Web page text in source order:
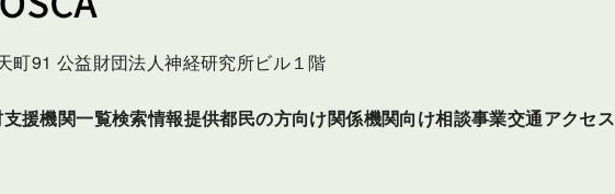
町91 公益財団法人神経研究所ビル１階
援機関一覧検索情報提供都民の方向け関係機関向け相談事業交通アクセス